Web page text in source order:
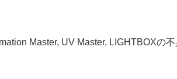
Master, UV Master, LIGHTBOXの不